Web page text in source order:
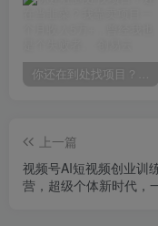
你还在到处找项目？还在当韭菜？我靠卖项目一个月收入5万+，曾经我也是个失败者。
上一篇
视频号AI短视频创业训
营，超级个体新时代，